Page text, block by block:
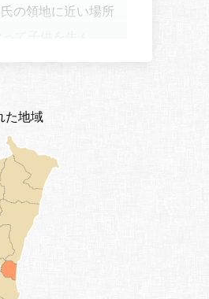
の領地に近い場所
の村人たちに説
ないであろう！」
嘆にくれ、それ以
が生まれた。義重
宿敵の小田氏との
た地域